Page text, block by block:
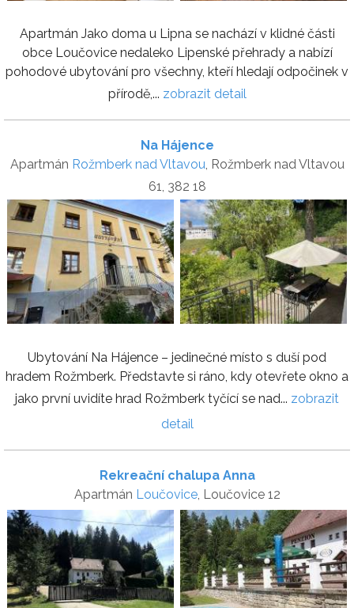
Apartmán Jako doma u Lipna se nachází v klidné části
obce Loučovice nedaleko Lipenské přehrady a nabízí
pohodové ubytování pro všechny, kteří hledají odpočinek v
přírodě,... zobrazit detail
Na Hájence
Apartmán Rožmberk nad Vltavou, Rožmberk nad Vltavou
61, 382 18
Ubytování Na Hájence – jedinečné místo s duší pod
hradem Rožmberk. Představte si ráno, kdy otevřete okno a
jako první uvidíte hrad Rožmberk tyčící se nad... zobrazit
detail
Rekreační chalupa Anna
Apartmán Loučovice, Loučovice 12